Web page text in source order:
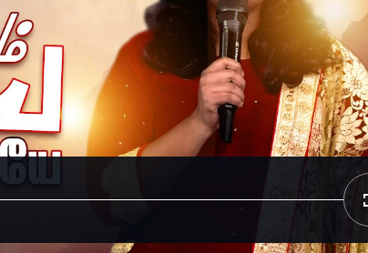
Facebook
Email